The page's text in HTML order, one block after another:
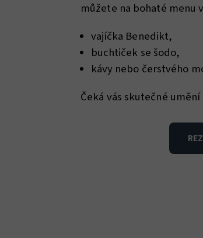
můžete na bohaté menu
vajíčka Benedikt,
buchtiček se šodo,
kávy nebo čerstvého
Čeká vás skutečné